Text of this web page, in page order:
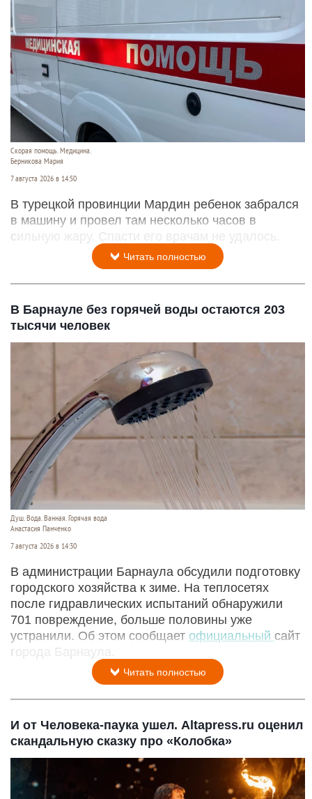
Скорая помощь. Медицина.
Берникова Мария
7 августа 2026 в 14:50
В турецкой провинции Мардин ребенок забрался
в машину и провел там несколько часов в
сильную жару. Спасти его врачам не удалось.
Читать полностью
В Барнауле без горячей воды остаются 203
тысячи человек
Душ. Вода. Ванная. Горячая вода
Анастасия Панченко
7 августа 2026 в 14:30
В администрации Барнаула обсудили подготовку
городского хозяйства к зиме. На теплосетях
после гидравлических испытаний обнаружили
701 повреждение, больше половины уже
устранили. Об этом сообщает официальный сайт
города Барнаула.
Читать полностью
И от Человека-паука ушел. Altapress.ru оценил
скандальную сказку про «Колобка»